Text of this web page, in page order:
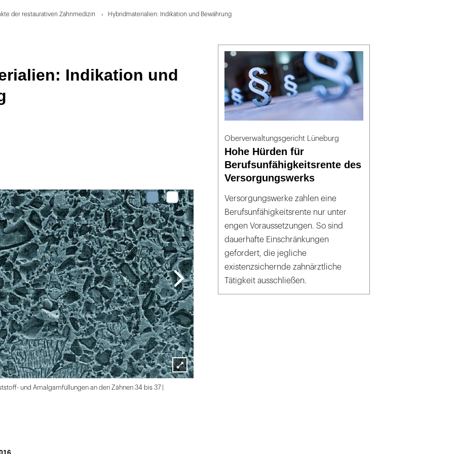
der restaurativen Zahnmedizin Hybridmaterialien: Indikation und Bewährung
Indikation und
Lightbox
und Amalgamfüllungen an den Zähnen 34 bis 37 |
Oberverwaltungsgericht Lüneburg
Hohe Hürden für
Berufsunfähigkeitsrente des
Versorgungswerks
Versorgungswerke zahlen eine
Berufsunfähigkeitsrente nur unter
engen Voraussetzungen. So sind
dauerhafte Einschränkungen
gefordert, die jegliche
existenzsichernde zahnärztliche
Tätigkeit ausschließen.